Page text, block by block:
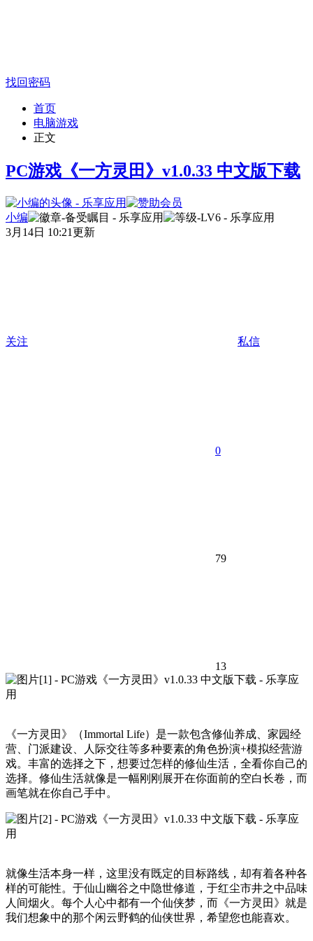
找回密码
首页
电脑游戏
正文
PC游戏《一方灵田》v1.0.33 中文版下载
小编
3月14日 10:21更新
关注 私信
0
79
13
《一方灵田》（Immortal Life）是一款包含修仙养成、家园经
营、门派建设、人际交往等多种要素的角色扮演+模拟经营游
戏。丰富的选择之下，想要过怎样的修仙生活，全看你自己的
选择。修仙生活就像是一幅刚刚展开在你面前的空白长卷，而
画笔就在你自己手中。
就像生活本身一样，这里没有既定的目标路线，却有着各种各
样的可能性。于仙山幽谷之中隐世修道，于红尘市井之中品味
人间烟火。每个人心中都有一个仙侠梦，而《一方灵田》就是
我们想象中的那个闲云野鹤的仙侠世界，希望您也能喜欢。